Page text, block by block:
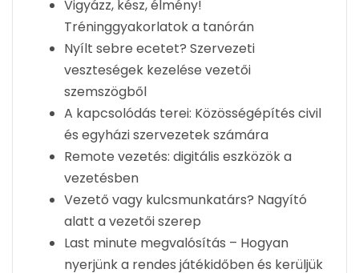
Vigyázz, kész, élmény!
Tréninggyakorlatok a tanórán
Nyílt sebre ecetet? Szervezeti
veszteségek kezelése vezetői
szemszögből
A kapcsolódás terei: Közösségépítés civil
és egyházi szervezetek számára
Remote vezetés: digitális eszközök a
vezetésben
Vezető vagy kulcsmunkatárs? Nagyító
alatt a vezetői szerep
Last minute megvalósítás – Hogyan
nyerjünk a rendes játékidőben és kerüljük